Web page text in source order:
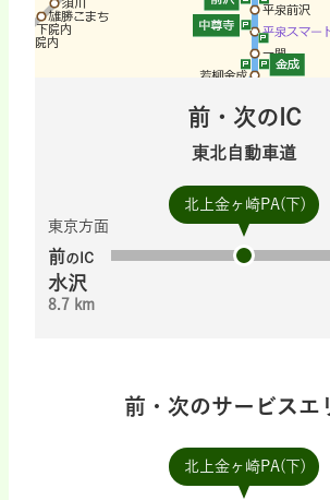
前・次のIC
東北自動車道
北上金ヶ崎PA(下)
東京方面
前のIC
水沢
8.7 km
前・次のサービスエ
北上金ヶ崎PA(下)